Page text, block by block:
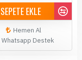
SEPETE EKLE
Hemen Al
Whatsapp Destek